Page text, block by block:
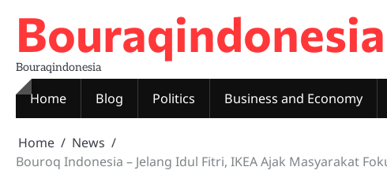
content
Bouraqindonesia
Bouraqindonesia
Home Blog Politics Business and Economy
Home
News
Bouroq Indonesia – Jelang Idul Fitri, IKEA Ajak Masyarakat